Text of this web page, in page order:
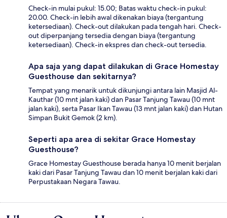
Check-in mulai pukul: 15.00; Batas waktu check-in pukul:
20.00. Check-in lebih awal dikenakan biaya (tergantung
ketersediaan). Check-out dilakukan pada tengah hari. Check-
out diperpanjang tersedia dengan biaya (tergantung
ketersediaan). Check-in ekspres dan check-out tersedia.
Apa saja yang dapat dilakukan di Grace Homestay
Guesthouse dan sekitarnya?
Tempat yang menarik untuk dikunjungi antara lain Masjid Al-
Kauthar (10 mnt jalan kaki) dan Pasar Tanjung Tawau (10 mnt
jalan kaki), serta Pasar Ikan Tawau (13 mnt jalan kaki) dan Hutan
Simpan Bukit Gemok (2 km).
Seperti apa area di sekitar Grace Homestay
Guesthouse?
Grace Homestay Guesthouse berada hanya 10 menit berjalan
kaki dari Pasar Tanjung Tawau dan 10 menit berjalan kaki dari
Perpustakaan Negara Tawau.